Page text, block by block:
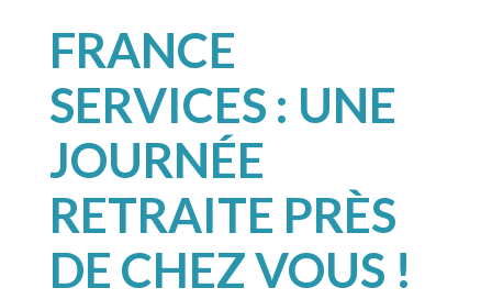
FRANCE
SERVICES : UNE
JOURNÉE
RETRAITE PRÈS
DE CHEZ VOUS !